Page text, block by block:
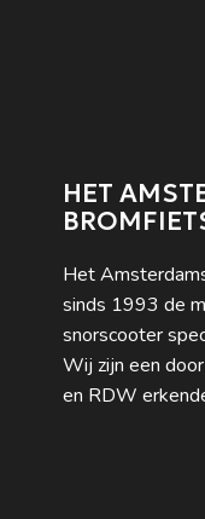
HET
Het
sinds 1993 de
snorscooter
Wij zijn een
en RDW